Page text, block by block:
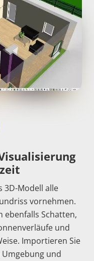
3D-Modell alle
vornehmen.
ebenfalls Schatten,
und
Importieren Sie
und